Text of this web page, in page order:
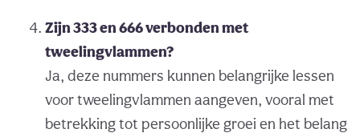
Zijn 333 en 666 verbonden met
tweelingvlammen?
Ja, deze nummers kunnen belangrijke lessen
voor tweelingvlammen aangeven, vooral met
betrekking tot persoonlijke groei en het belang